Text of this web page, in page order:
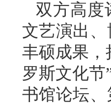
双方高度
文艺演出
丰硕成果，
罗斯文化节
书馆论坛